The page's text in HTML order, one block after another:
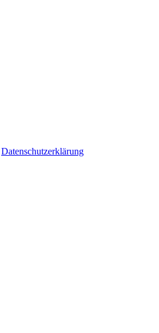
Datenschutzerklärung